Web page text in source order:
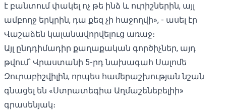
է բանտում փակել ոչ թե ինձ և ուրիշներին, այլ
ամբողջ երկրին, դա քեզ չի հաջողվի», - ասել էր
Վաշաձեն կալանավորվելուց առաջ։
Այլ ընդդիմադիր քաղաքական գործիչներ, այդ
թվում՝ Վրաստանի 5-րդ նախագահ Սալոմե
Զուրաբիշվիլին, որպես համերաշխության նշան
գնացել են «Ստրատեգիա Աղմաշենեբելիի»
գրասենյակ։